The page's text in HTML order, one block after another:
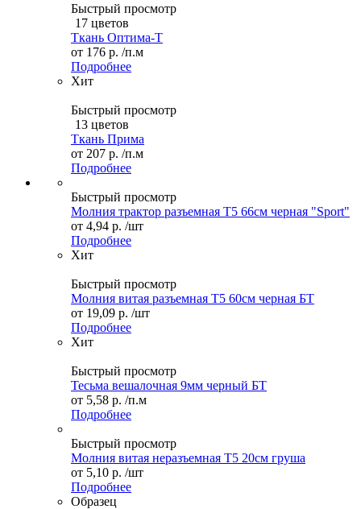
Быстрый просмотр
17 цветов
Ткань Оптима-Т
от 176 р. /п.м
Подробнее
Хит
Быстрый просмотр
13 цветов
Ткань Прима
от 207 р. /п.м
Подробнее
Быстрый просмотр
Молния трактор разъемная Т5 66см черная "Sport"
от 4,94 р. /шт
Подробнее
Хит
Быстрый просмотр
Молния витая разъемная Т5 60см черная БТ
от 19,09 р. /шт
Подробнее
Хит
Быстрый просмотр
Тесьма вешалочная 9мм черный БТ
от 5,58 р. /п.м
Подробнее
Быстрый просмотр
Молния витая неразъемная Т5 20см груша
от 5,10 р. /шт
Подробнее
Образец